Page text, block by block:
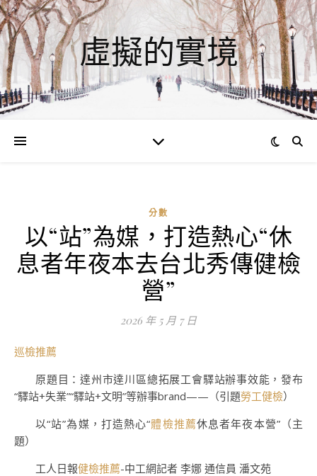
虛擬的實境
分數
以“站”為媒，打造熱心“休
息者年夜本去台北秀傳健檢
營”
2026 年 5 月 7 日
巡檢推薦
原題目：達州市達川區總拓展工會驛站辦事效能，發布
“驛站+失業”“驛站+文明”等辦事brand——（引題勞工健檢）
以“站”為媒，打造熱心“體檢推薦休息者年夜本營”（主
題）
工人日報健檢推薦-中工網記者 李娜 通信員 潘文苑
0